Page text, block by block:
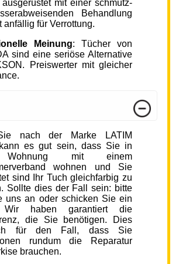
mit einer schmutz-
Behandlung
anfällig für Verrottung.
Meinung: Tücher von
sind eine seriöse Alternative
Preiswerter mit gleicher
nach der Marke LATIM
es gut sein, dass Sie in
mit einem
wohnen und Sie
sind Ihr Tuch gleichfarbig zu
Sollte dies der Fall sein: bitte
uns an oder schicken Sie ein
Wir haben garantiert die
die Sie benötigen. Dies
für den Fall, dass Sie
rundum die Reparatur
brauchen.